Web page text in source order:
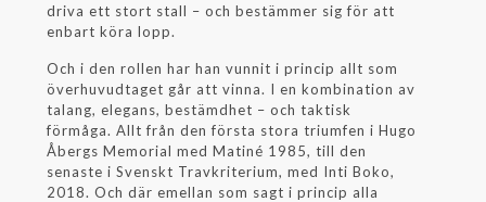
driva ett stort stall – och bestämmer sig för att
enbart köra lopp.
Och i den rollen har han vunnit i princip allt som
överhuvudtaget går att vinna. I en kombination av
talang, elegans, bestämdhet – och taktisk
förmåga. Allt från den första stora triumfen i Hugo
Åbergs Memorial med Matiné 1985, till den
senaste i Svenskt Travkriterium, med Inti Boko,
2018. Och där emellan som sagt i princip alla